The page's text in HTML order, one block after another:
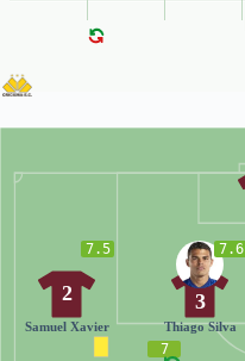
7.6
3
Thiago Silva
7.5
2
Samuel Xavier
7